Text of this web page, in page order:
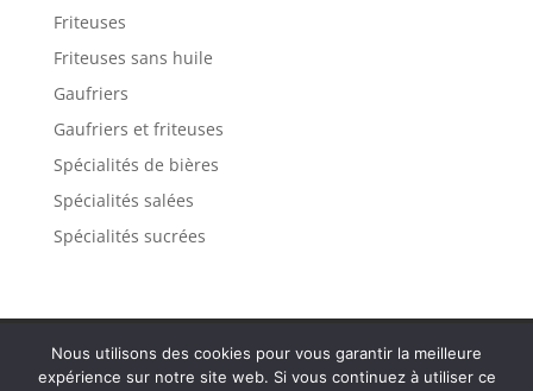
Friteuses
Friteuses sans huile
Gaufriers
Gaufriers et friteuses
Spécialités de bières
Spécialités salées
Spécialités sucrées
Contact Mentions légales
Plan de site
Politique de confidentialité
Nous utilisons des cookies pour vous garantir la meilleure
expérience sur notre site web. Si vous continuez à utiliser ce